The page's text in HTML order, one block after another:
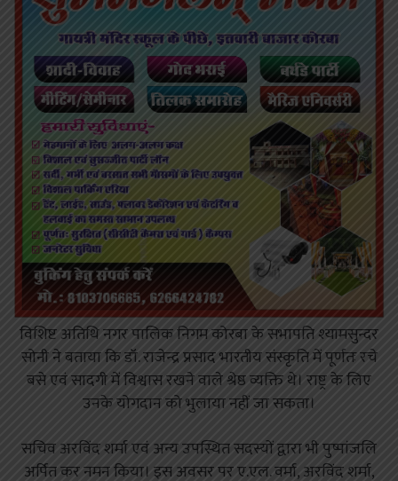
विशिष्ट अतिथि नगर पालिक निगम कोरबा के सभापति श्यामसुन्दर
सोनी ने बताया कि डॉ. राजेन्द्र प्रसाद भारतीय संस्कृति में पूर्णतः रचे
बसे एवं सादगी में विश्वास रखने वाले श्रेष्ठ व्यक्ति थे। राष्ट्र के लिए
उनके योगदान को भुलाया नहीं जा सकता।
सचिव अरविंद शर्मा एवं अन्य उपस्थित सदस्यों द्वारा भी पुष्पांजलि
अर्पित कर नमन किया। इस अवसर पर ए.एल. वर्मा, अरविंद शर्मा,